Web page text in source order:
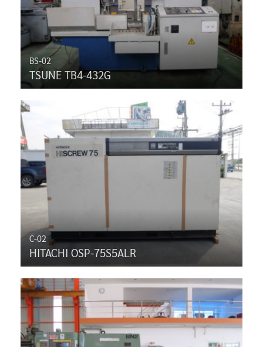
BS-02
TSUNE TB4-432G
C-02
HITACHI OSP-75S5ALR